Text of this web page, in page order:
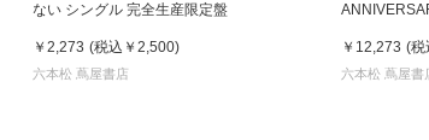
ない シングル 完全生産限定盤
￥2,273 (税込 ￥2,500)
六本松 蔦屋書店
￥12,273 (税
六本松 蔦屋書